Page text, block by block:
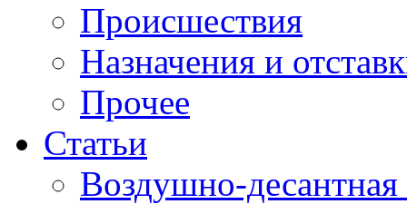
Происшествия
Назначения и
Прочее
Статьи
Воздушно-десантная